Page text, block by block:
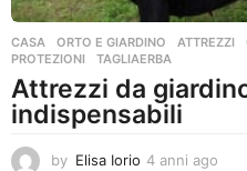
CASA ,ORTO E GIARDINO ATTREZZI
PROTEZIONI
,TAGLIAERBA
Attrezzi da
indispensabili
by Elisa Iorio 4 anni ago